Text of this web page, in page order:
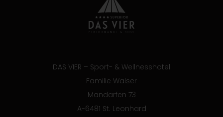
DAS VIER – Sport- & Wellnesshotel
Familie Walser
Mandarfen 73
A-6481 St. Leonhard